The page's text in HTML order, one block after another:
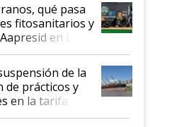
qué pasa
fitosanitarios y
en La
de la
de prácticos y
en la tarifa de